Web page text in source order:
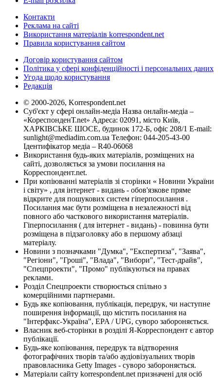
Контакти
Реклама на сайті
Використання матеріалів korrespondent.net
Правила користування сайтом
Договір користування сайтом
Політика у сфері конфіденційності і персональних даних
Угода щодо користування
Редакція
© 2000-2026, Korrespondent.net
Суб'єкт у сфері онлайн-медіа Назва онлайн-медіа –
«КореспонденТ.net» Адреса: 02091, місто Київ,
ХАРКІВСЬКЕ ШОСЕ, будинок 172-Б, офіс 208/1 E-mail:
sunlight@mediadim.com.ua Телефон: 044-205-43-00
Ідентифікатор медіа – R40-06068
Використання будь-яких матеріалів, розміщених на
сайті, дозволяється за умови посилання на
Корреспондент.net.
При копіюванні матеріалів зі сторінки « Новини України
і світу» , для інтернет - видань - обов'язкове пряме
відкрите для пошукових систем гіперпосилання .
Посилання має бути розміщена в незалежності від
повного або часткового використання матеріалів.
Гіперпосилання ( для інтернет - видань) - повинна бути
розміщена в підзаголовку або в першому абзаці
матеріалу.
Новини з позначками "Думка", "Експертиза", "Заява",
"Регіони", "Гроші", "Влада", "Вибори", "Тест-драйв",
"Спецпроекти", "Промо" публікуються на правах
реклами.
Розділ Спецпроекти створюється спільно з
комерційними партнерами.
Будь яке копіювання, публікація, передрук, чи наступне
поширення інформації, що містить посилання на
"Інтерфакс-Україна", EPA / UPG, суворо забороняється.
Власник веб-сторінки в розділі Я-Корреспондент є автор
публікації.
Будь-яке копіювання, передрук та відтворення
фотографічних творів та/або аудіовізуальних творів
правовласника Getty Images - суворо забороняється.
Матеріали сайту korrespondent.net призначені для осіб